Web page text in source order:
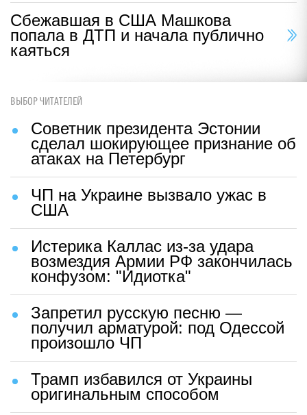
Сбежавшая в США Машкова
попала в ДТП и начала публично
каяться
ВЫБОР ЧИТАТЕЛЕЙ
Советник президента Эстонии
сделал шокирующее признание об
атаках на Петербург
ЧП на Украине вызвало ужас в
США
Истерика Каллас из-за удара
возмездия Армии РФ закончилась
конфузом: "Идиотка"
Запретил русскую песню —
получил арматурой: под Одессой
произошло ЧП
Трамп избавился от Украины
оригинальным способом